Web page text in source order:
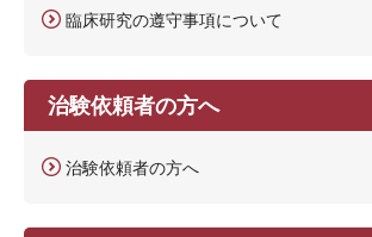
臨床研究の遵守事項について
治験依頼者の方へ
治験依頼者の方へ